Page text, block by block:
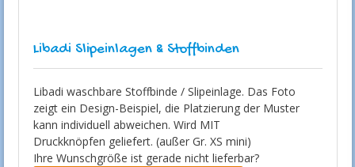
Libadi Slipeinlagen & Stoffbinden
Libadi waschbare Stoffbinde / Slipeinlage. Das Foto
zeigt ein Design-Beispiel, die Platzierung der Muster
kann individuell abweichen. Wird MIT
Druckknöpfen geliefert. (außer Gr. XS mini)
Ihre Wunschgröße ist gerade nicht lieferbar?